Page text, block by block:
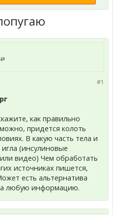
#1
как правильно
придется колоть
В какую часть тела и
(инсулиновые
видео) Чем обработать
источниках пишется,
есть альтернатива
любую информацию.